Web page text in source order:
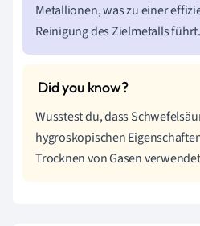
Metallionen, was zu einer
Reinigung des Zielmetalls führt.
Wusstest du, dass
hygroskopischen
Trocknen von Gasen